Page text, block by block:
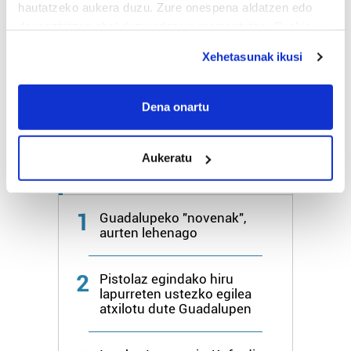
hautatzeko aukera duzu. Zure onespena aldatzen edo
If you allow, we would also like to:
Collect information about your geographical
Identify your device by actively scanning it for
specific characteristics (fingerprinting)
and set your preferences in thedetails section
Guk eta gure bazkideek zure datu pertsonalak
prozesatzen ditugu, zure IP zenbakia, besteak beste,
teknologia erabiliz, cookieak adibidez, iragarki eta eduki
pertsonalizatuak eskaintzeko, iragarkiak eta edukia
neurtzeko, jendeari buruzko informazioa biltzeko eta
Xehetasunak ikusi
Dena onartu
Aukeratu
20º
Hondarribia
Azken 7 egunetako irakurrienak
1
Guadalupeko "novenak",
aurten lehenago
2
Pistolaz egindako hiru
lapurreten ustezko egilea
atxilotu dute Guadalupen